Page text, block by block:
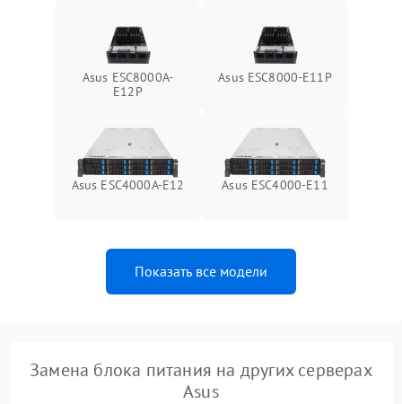
Asus ESC8000A-
E12P
Asus ESC8000-E11P
Asus ESC4000A-E12 Asus ESC4000-E11
Показать все модели
Замена блока питания на других серверах
Asus